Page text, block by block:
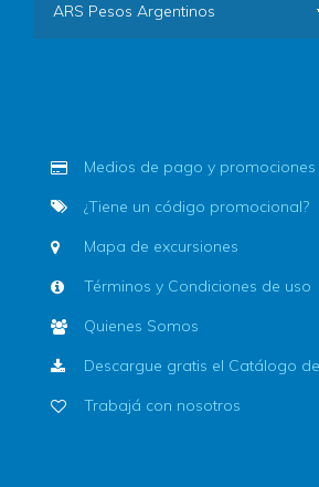
ARS Pesos Argentinos
Medios de pago y promociones
¿Tiene un código promocional?
Mapa de excursiones
Términos y Condiciones de uso
Quienes Somos
Descargue gratis el Catálogo
Trabajá con nosotros